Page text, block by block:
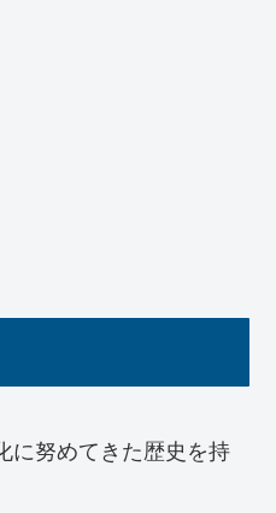
に努めてきた歴史を持